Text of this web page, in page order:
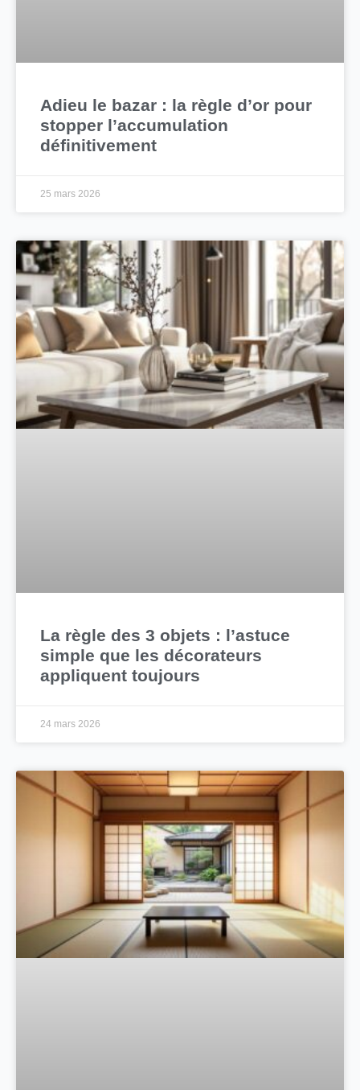
Adieu le bazar : la règle d’or pour
stopper l’accumulation
définitivement
25 mars 2026
La règle des 3 objets : l’astuce
simple que les décorateurs
appliquent toujours
24 mars 2026